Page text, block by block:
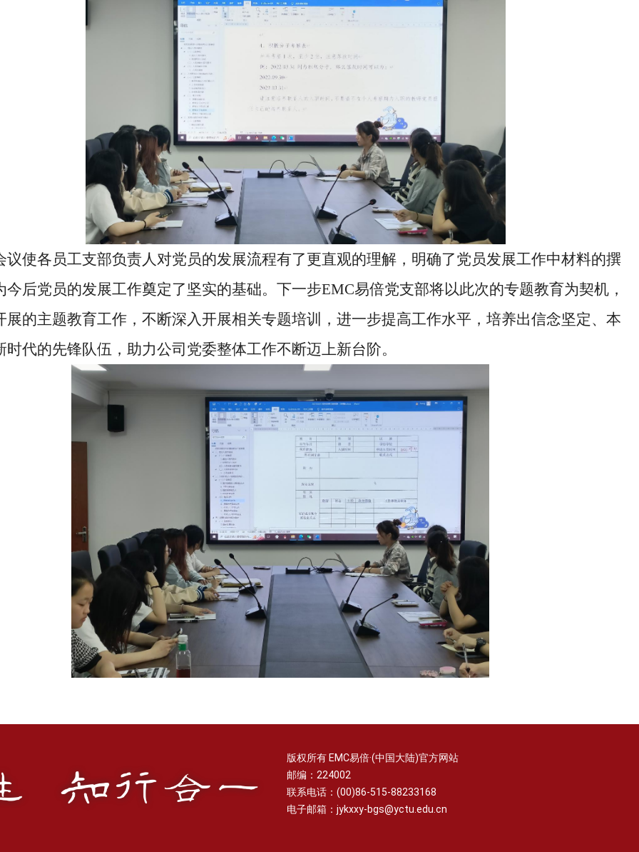
议使各员工支部负责人对党员的发展流程有了更直观的理解，明确了党员发展工作中材料的撰
今后党员的发展工作奠定了坚实的基础。下一步EMC易倍党支部将以此次的专题教育为契机，
展的主题教育工作，不断深入开展相关专题培训，进一步提高工作水平，培养出信念坚定、本
时代的先锋队伍，助力公司党委整体工作不断迈上新台阶。
版权所有 EMC易倍·(中国大陆)官方网站
邮编：224002
联系电话：(00)86-515-88233168
电子邮箱：jykxxy-bgs@yctu.edu.cn